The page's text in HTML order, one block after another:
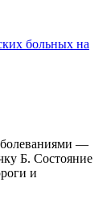
больных на
—
Б. Состояние
и